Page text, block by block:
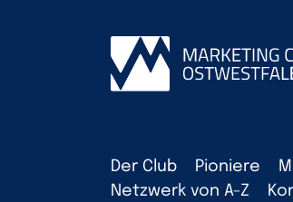
Der Club Pioniere
Netzwerk von A-Z